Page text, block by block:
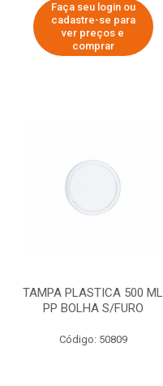
Faça seu login ou
cadastre-se para
ver preços e
comprar
TAMPA PLASTICA 500 ML
PP BOLHA S/FURO
Código: 50809